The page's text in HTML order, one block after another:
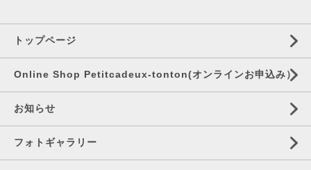
トップページ
Online Shop Petitcadeux-tonton(オンラインお申込み）
お知らせ
フォトギャラリー